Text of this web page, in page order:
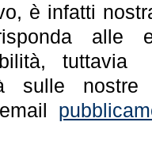
è infatti
alle
sulle